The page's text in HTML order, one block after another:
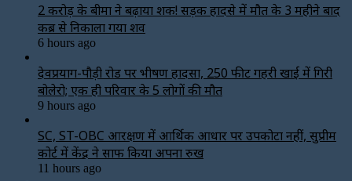
2 करोड़ के बीमा ने बढ़ाया शक! सड़क हादसे में मौत के 3 महीने बाद
कब्र से निकाला गया शव
6 hours ago
देवप्रयाग-पौड़ी रोड पर भीषण हादसा, 250 फीट गहरी खाई में गिरी
बोलेरो; एक ही परिवार के 5 लोगों की मौत
9 hours ago
SC, ST-OBC आरक्षण में आर्थिक आधार पर उपकोटा नहीं, सुप्रीम
कोर्ट में केंद्र ने साफ किया अपना रुख
11 hours ago